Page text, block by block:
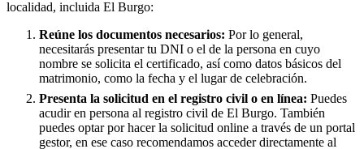
localidad, incluida El Burgo:
Reúne los documentos necesarios: Por lo general,
necesitarás presentar tu DNI o el de la persona en cuyo
nombre se solicita el certificado, así como datos básicos del
matrimonio, como la fecha y el lugar de celebración.
Presenta la solicitud en el registro civil o en línea: Puedes
acudir en persona al registro civil de El Burgo. También
puedes optar por hacer la solicitud online a través de un portal
gestor, en ese caso recomendamos acceder directamente al